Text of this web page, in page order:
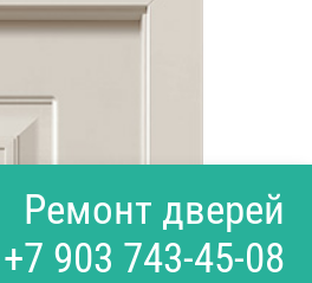
Ремонт дверей
+7 903 743-45-08